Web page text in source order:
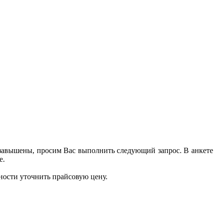
просим Вас выполнить следующий запрос. В анкете
уточнить прайсовую цену.